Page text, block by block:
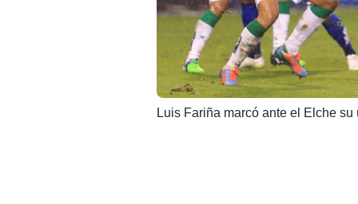
Luis Fariña marcó ante el Elche